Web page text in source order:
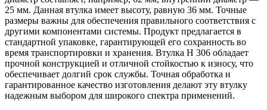
25 мм. Данная втулка имеет высоту, равную 36 мм. Точные
размеры важны для обеспечения правильного соответствия с
другими компонентами системы. Продукт предлагается в
стандартной упаковке, гарантирующей его сохранность во
время транспортировки и хранения. Втулка H 306 обладает
прочной конструкцией и отличной стойкостью к износу, что
обеспечивает долгий срок службы. Точная обработка и
гарантированное качество изготовления делают эту втулку
надежным выбором для широкого спектра применений.